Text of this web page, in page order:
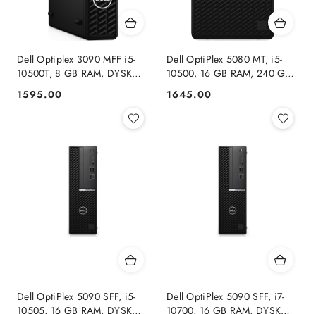
Dell Optiplex 3090 MFF i5-
10500T, 8 GB RAM, DYSK
256GB SSD, INTEL.
WINDOWS 11 Pro
Cena:
1595.00
Dell OptiPlex 5080 MT, i5-
10500, 16 GB RAM, 240 GB
SSD, INTEL, FHD,
WINDOWS 11 PRO
Cena:
1645.00
Dell OptiPlex 5090 SFF, i5-
10505, 16 GB RAM, DYSK
Dell OptiPlex 5090 SFF, i7-
10700, 16 GB RAM, DYSK